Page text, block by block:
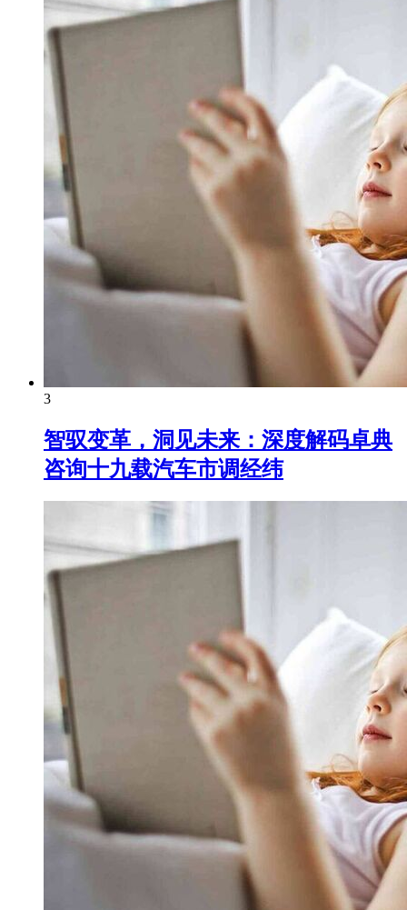
3
智驭变革，洞见未来：深度解码卓典
咨询十九载汽车市调经纬